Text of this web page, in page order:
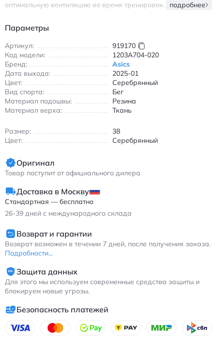
оптимальную вентиляцию во время тренировок. Резиновая
поверхностью, а амортизационная система обеспечивает
как для мужчин, так и для женщин, идеален для
повседневной носки и занятий спортом. Легкая конструкция и
эргономичная форма делают эти кроссовки незаменимыми
для пробежек в городских условиях и тренировок на
стадионе. Высококачественные материалы сохраняют форму
и износостойкость даже при интенсивной эксплуатации.
Модель 2025 года с современными технологиями подходит
кроссовки для бега серебристо-серые с
воздухопроницаемым верхом и резиновой подошвой
подробнее
Параметры
Артикул:
919170
Код модели:
1203A704-020
Бренд:
Asics
Дата выхода:
2025-01
Цвет:
Серебрянный
Вид спорта:
Бег
Материал подошвы:
Резина
Материал верха:
Ткань
Размер:
38
Цвет:
Серебрянный
Оригинал
Товар поступит от официального дилера
Доставка в Москву
Стандартная — бесплатно
26-39 дней с международного склада
Возврат и гарантии
Возврат возможен в течении 7 дней, после получения заказа.
Подробности...
Защита данных
Для этого мы используем современные средства защиты и
блокируем новые угрозы.
Безопасность платежей